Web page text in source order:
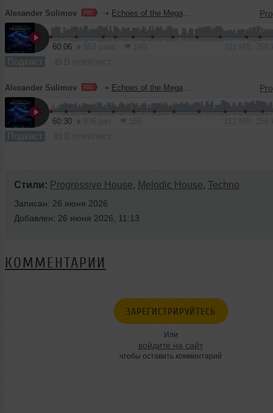
Alexander Sulimov ➝ Echoes of the MegaNight RADIO #60
60:06
Подкаст
Alexander Sulimov ➝ Echoes of the MegaNight RADIO #59
60:30
Подкаст
Стили: Progressive House, Melodic House, Techno
Записан: 26 июня 2026
Добавлен: 26 июня 2026, 11:13
КОММЕНТАРИИ
ЗАРЕГИСТРИРУЙТЕСЬ
Или
войдите на сайт
чтобы оставить комментарий